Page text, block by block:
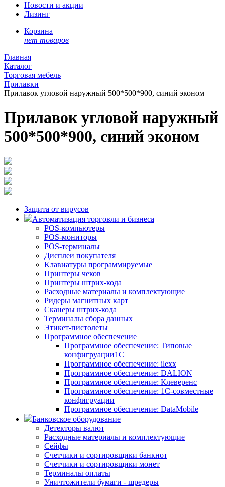
Новости и акции
Лизинг
Корзина
нет товаров
Главная
Каталог
Торговая мебель
Прилавки
Прилавок угловой наружный 500*500*900, синий эконом
Прилавок угловой наружный
500*500*900, синий эконом
Защита от вирусов
Автоматизация торговли и бизнеса
POS-компьютеры
POS-мониторы
POS-терминалы
Дисплеи покупателя
Клавиатуры программируемые
Принтеры чеков
Принтеры штрих-кода
Расходные материалы и комплектующие
Ридеры магнитных карт
Сканеры штрих-кода
Терминалы сбора данных
Этикет-пистолеты
Программное обеспечение
Программное обеспечение: Типовые
конфигруации1С
Программное обеспечение: ilexx
Программное обеспечение: DALION
Программное обеспечение: Клеверенс
Программное обеспечение: 1С-совместные
конфигруации
Программное обеспечение: DataMobile
Банковское оборудование
Детекторы валют
Расходные материалы и комплектующие
Сейфы
Счетчики и сортировщики банкнот
Счетчики и сортировщики монет
Терминалы оплаты
Уничтожители бумаги - шредеры